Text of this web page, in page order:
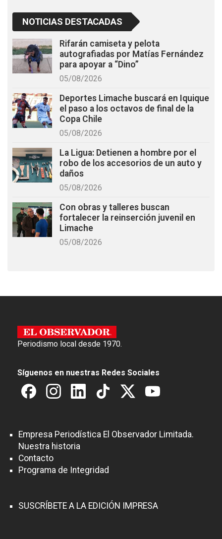
NOTICIAS DESTACADAS
Rifarán camiseta y pelota
autografiadas por Matías Fernández
para apoyar a “Dino”
05/08/2026
Deportes Limache buscará en Iquique
el paso a los octavos de final de la
Copa Chile
05/08/2026
La Ligua: Detienen a hombre por el
robo de los accesorios de un auto y
daños
05/08/2026
Con obras y talleres buscan
fortalecer la reinserción juvenil en
Limache
05/08/2026
Periodismo local desde 1970.
Síguenos en nuestras Redes Sociales
Empresa Periodística El Observador Limitada.
Nuestra historia
Contacto
Programa de Integridad
SUSCRÍBETE A LA EDICIÓN IMPRESA